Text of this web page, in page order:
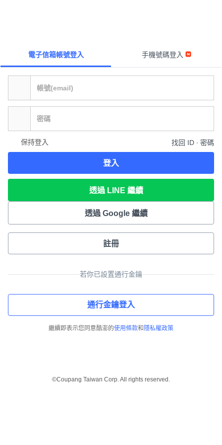
電子信箱帳號登入 手機號碼登入
保持登入 找回 ID ∙ 密碼
登入
透過 LINE 繼續
透過 Google 繼續
註冊
若你已設置通行金鑰
通行金鑰登入
繼續即表示您同意酷澎的使用條款和 隱私權政策
©Coupang Taiwan Corp. All rights reserved.